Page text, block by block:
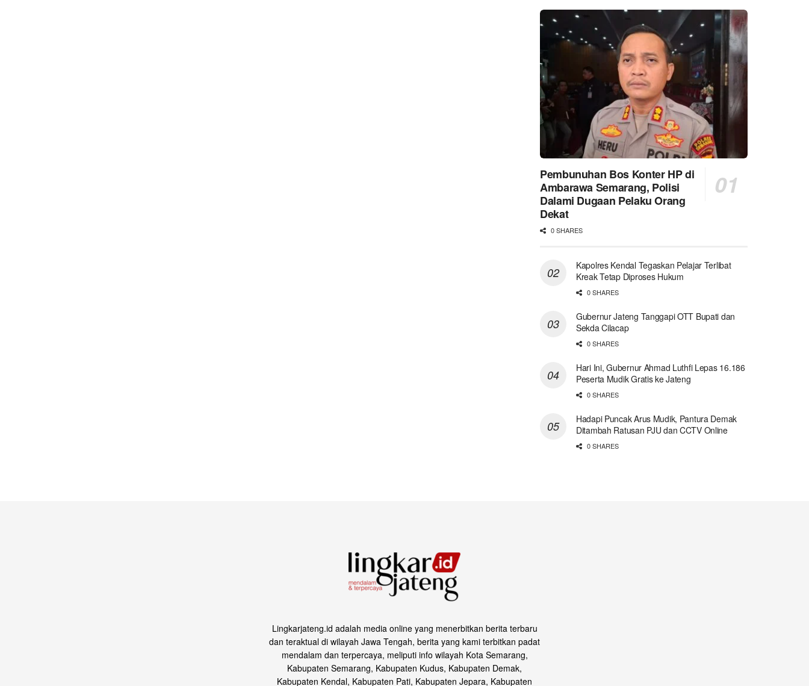
Pembunuhan Bos Konter HP di
Ambarawa Semarang, Polisi
Dalami Dugaan Pelaku Orang
Dekat
0 SHARES
Kapolres Kendal Tegaskan Pelajar Terlibat
Kreak Tetap Diproses Hukum
0 SHARES
Gubernur Jateng Tanggapi OTT Bupati dan
Sekda Cilacap
0 SHARES
Hari Ini, Gubernur Ahmad Luthfi Lepas 16.186
Peserta Mudik Gratis ke Jateng
0 SHARES
Hadapi Puncak Arus Mudik, Pantura Demak
Ditambah Ratusan PJU dan CCTV Online
0 SHARES
Lingkarjateng.id adalah media online yang menerbitkan berita terbaru
dan teraktual di wilayah Jawa Tengah, berita yang kami terbitkan padat
mendalam dan terpercaya, meliputi info wilayah Kota Semarang,
Kabupaten Semarang, Kabupaten Kudus, Kabupaten Demak,
Kabupaten Kendal, Kabupaten Pati, Kabupaten Jepara, Kabupaten